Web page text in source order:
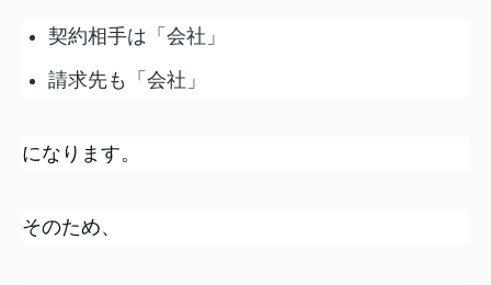
契約相手は「会社」
請求先も「会社」
になります。
そのため、